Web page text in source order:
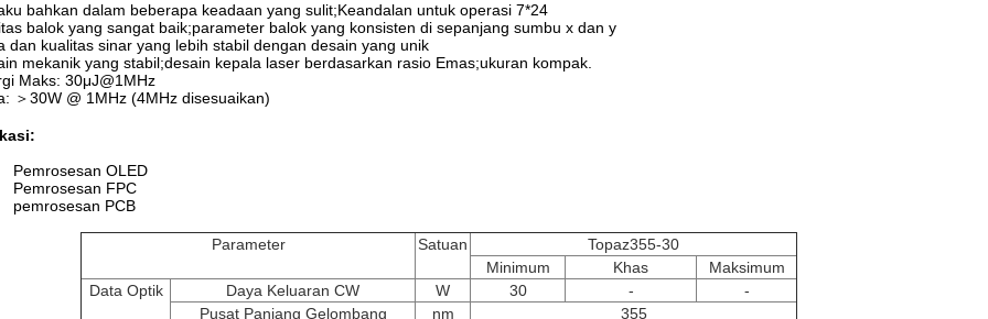
bahkan dalam beberapa keadaan yang sulit;Keandalan untuk operasi 7*24
balok yang sangat baik;parameter balok yang konsisten di sepanjang sumbu x dan y
dan kualitas sinar yang lebih stabil dengan desain yang unik
mekanik yang stabil;desain kepala laser berdasarkan rasio Emas;ukuran kompak.
Maks: 30μJ@1MHz
＞30W @ 1MHz (4MHz disesuaikan)
Pemrosesan OLED
Pemrosesan FPC
pemrosesan PCB
Parameter Satuan
Topaz355-30
Minimum
Khas
Maksimum
Data Optik
Daya Keluaran CW W 30 -
-
Pusat Panjang Gelombang
nm 355